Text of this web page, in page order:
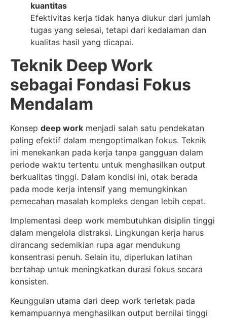
kuantitas
Efektivitas kerja tidak hanya diukur dari jumlah
tugas yang selesai, tetapi dari kedalaman dan
kualitas hasil yang dicapai.
Teknik Deep Work
sebagai Fondasi Fokus
Mendalam
Konsep deep work menjadi salah satu pendekatan
paling efektif dalam mengoptimalkan fokus. Teknik
ini menekankan pada kerja tanpa gangguan dalam
periode waktu tertentu untuk menghasilkan output
berkualitas tinggi. Dalam kondisi ini, otak berada
pada mode kerja intensif yang memungkinkan
pemecahan masalah kompleks dengan lebih cepat.
Implementasi deep work membutuhkan disiplin tinggi
dalam mengelola distraksi. Lingkungan kerja harus
dirancang sedemikian rupa agar mendukung
konsentrasi penuh. Selain itu, diperlukan latihan
bertahap untuk meningkatkan durasi fokus secara
konsisten.
Keunggulan utama dari deep work terletak pada
kemampuannya menghasilkan output bernilai tinggi